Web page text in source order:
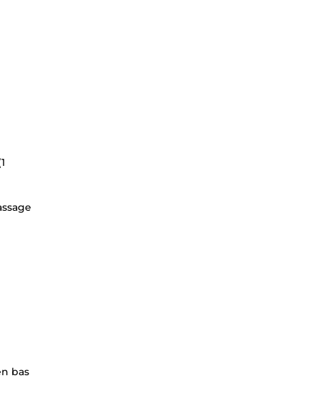
bas